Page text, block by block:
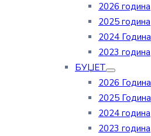
2026 година
2025 година
2024 Година
2023 година
БУЏЕТ
2026 Година
2025 Година
2024 година
2023 година